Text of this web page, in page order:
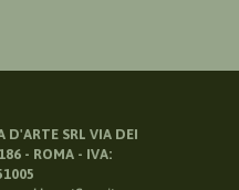
D'ARTE SRL VIA DEI
- ROMA - IVA: